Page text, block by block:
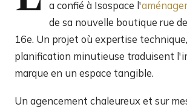
a confié à Isospace l'
de sa nouvelle boutique rue
16e. Un projet où expertise
planification minutieuse traduisent
marque en un espace tangible.
Un agencement chaleureux et sur